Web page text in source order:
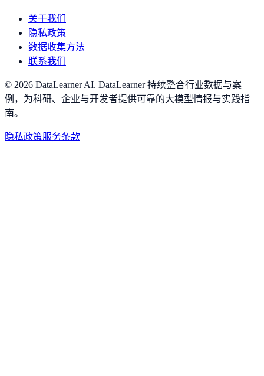
关于我们
隐私政策
数据收集方法
联系我们
© 2026 DataLearner AI. DataLearner 持续整合行业数据与案
例，为科研、企业与开发者提供可靠的大模型情报与实践指
南。
隐私政策服务条款